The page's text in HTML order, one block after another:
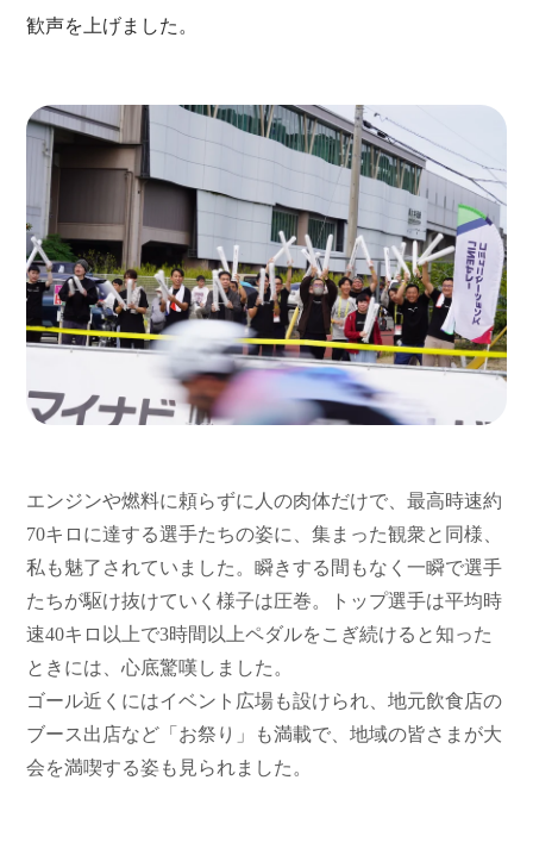
歓声を上げました。
エンジンや燃料に頼らずに人の肉体だけで、最高時速約
70キロに達する選手たちの姿に、集まった観衆と同様、
私も魅了されていました。瞬きする間もなく一瞬で選手
たちが駆け抜けていく様子は圧巻。トップ選手は平均時
速40キロ以上で3時間以上ペダルをこぎ続けると知った
ときには、心底驚嘆しました。
ゴール近くにはイベント広場も設けられ、地元飲食店の
ブース出店など「お祭り」も満載で、地域の皆さまが大
会を満喫する姿も見られました。